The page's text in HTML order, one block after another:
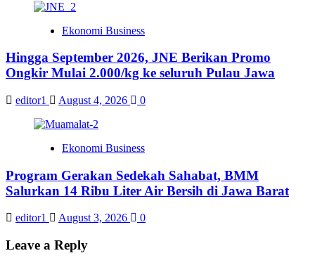
Ekonomi Business
Hingga September 2026, JNE Berikan Promo
Ongkir Mulai 2.000/kg ke seluruh Pulau Jawa
editor1 August 4, 2026 0
Ekonomi Business
Program Gerakan Sedekah Sahabat, BMM
Salurkan 14 Ribu Liter Air Bersih di Jawa Barat
editor1 August 3, 2026 0
Leave a Reply